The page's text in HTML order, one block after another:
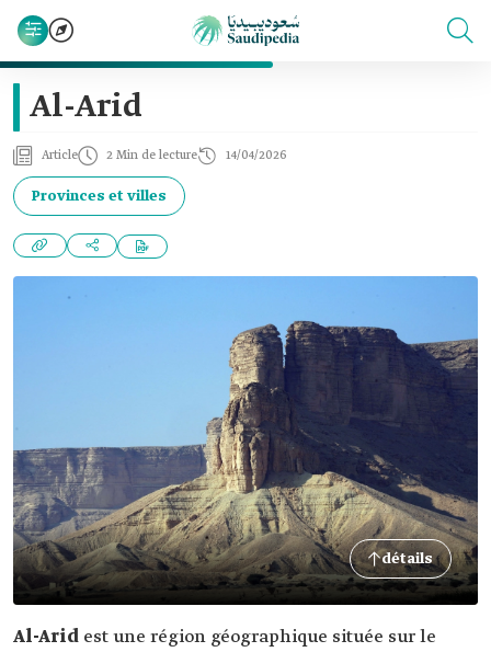
Al-Arid
Article 2 Min de lecture 14/04/2026
Provinces et villes
détails
Al-Arid est une région géographique située sur le